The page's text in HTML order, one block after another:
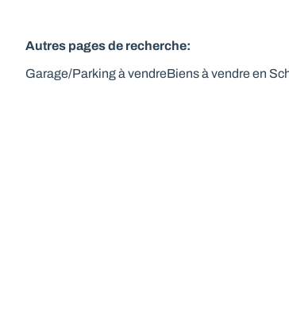
Autres pages de recherche:
Garage/Parking à vendreBiens à vendre en